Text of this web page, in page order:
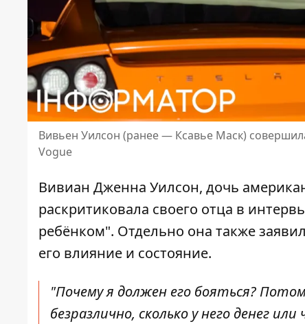
Вивьен Уилсон (ранее — Ксавье Маск)
Vogue
Вивиан Дженна Уилсон, дочь
раскритиковала своего отца в
ребёнком". Отдельно она также
его влияние и состояние.
"Почему я должен его бояться?
безразлично, сколько у него денег